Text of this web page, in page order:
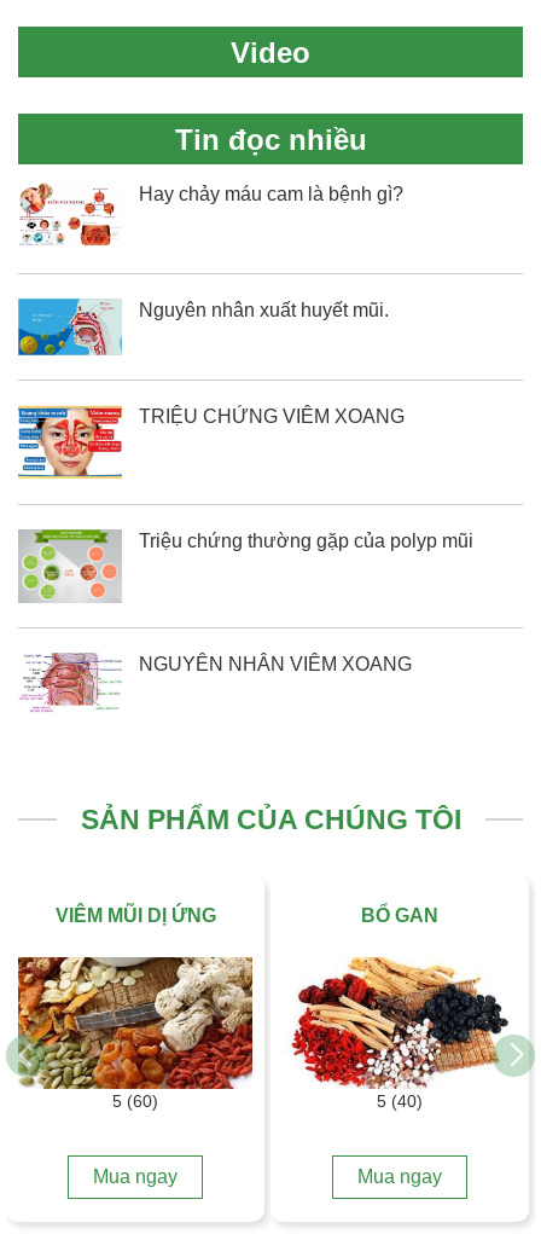
Video
Tin đọc nhiều
Hay chảy máu cam là bệnh gì?
Nguyên nhân xuất huyết mũi.
TRIỆU CHỨNG VIÊM XOANG
Triệu chứng thường gặp của polyp mũi
NGUYÊN NHÂN VIÊM XOANG
SẢN PHẨM CỦA CHÚNG TÔI
VIÊM MŨI DỊ ỨNG
5 (60)
Mua ngay
BỔ GAN
5 (40)
Mua ngay